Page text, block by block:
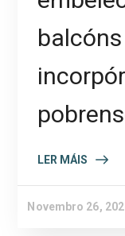
LER MÁIS
Novembro 26,